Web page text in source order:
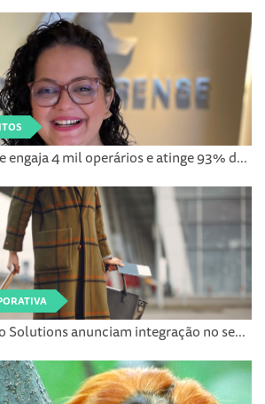
engaja 4 mil operários e atinge 93% d...
Solutions anunciam integração no se...